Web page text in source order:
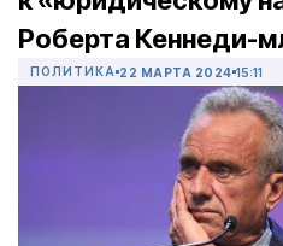
Роберта Кеннеди-
ПОЛИТИКА 22 МАРТА 2024 15:11